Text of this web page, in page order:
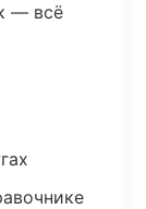
— всё